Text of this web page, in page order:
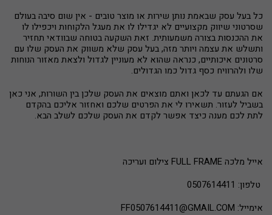
כל בעל עסק שבאמת נותן שירות או מוצר טובים - אין שום סיבה בעולם
שסרטוני שיווק מקצועיים לא יגדילו לו את מעגל הלקוחות ויכפילו לו
את ההכנסות בצורה משמעותית. זאת השקעה בטוחה שבוודאי תחזיר
ותשלש את עצמה ויותר מזה, בעל עסק שלא משווק את העסק שלו עם
סרטונים איכותיים, כנראה שהוא לא מעוניין לגדול ולצאת מאזור הנוחות
שלו ולהרוויח כסף גדול כמו הגדולים.
אם הגעתם עד לכאן ואתם מוצאים את העסק שלכן בין השורות, אני כאן
בשביל לעזור. תשאירו לי את הפרטים שלכם ואחזור אליכם בהקדם
לתת לכם מענה כיצד אפשר לקדם את העסק שלכם לשלב הבא.
אייל מלכה FULL FRAME צילום ועריכה
טלפון: 0507614411
אימייל: FF0507614411@GMAIL.COM